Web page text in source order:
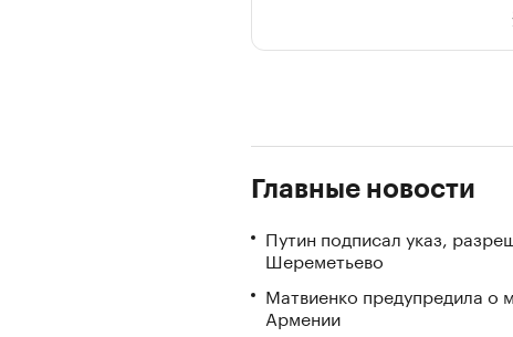
Главные новости
Путин подписал указ,
Шереметьево
Матвиенко предупредила о
Армении